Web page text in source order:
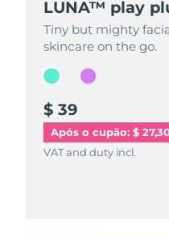
LUNA™ play
Tiny but mighty
skincare on the go.
$ 39
Após o cupão: $
VAT and duty incl.
LUNA™ play
Tiny but mighty
skincare on the go.
$ 39
VAT and duty incl.